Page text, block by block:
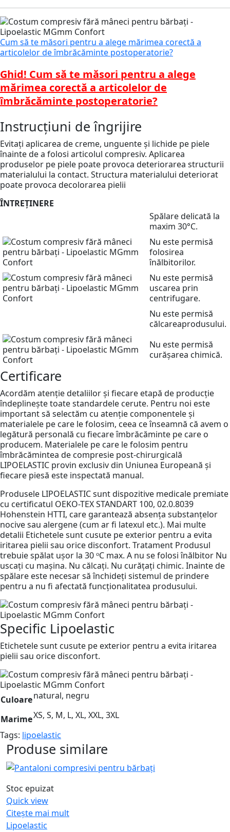
Cum să te măsori pentru a alege mărimea corectă a
articolelor de îmbrăcăminte postoperatorie?
Ghid! Cum să te măsori pentru a alege
mărimea corectă a articolelor de
îmbrăcăminte postoperatorie?
Instrucțiuni de îngrijire
Evitați aplicarea de creme, unguente și lichide pe piele
înainte de a folosi articolul compresiv. Aplicarea
produselor pe piele poate provoca deteriorarea structurii
materialului la contact. Structura materialului deteriorat
poate provoca decolorarea pielii
ÎNTREȚINERE
Spălare delicată la
maxim 30°C.
Nu este permisă
folosirea
înălbitorilor.
Nu este permisă
uscarea prin
centrifugare.
Nu este permisă
călcareaprodusului.
Nu este permisă
curășarea chimică.
Certificare
Acordăm atenție detaliilor și fiecare etapă de producție
îndeplinește toate standardele cerute. Pentru noi este
important să selectăm cu atenție componentele și
materialele pe care le folosim, ceea ce înseamnă că avem o
legătură personală cu fiecare îmbrăcăminte pe care o
producem. Materialele pe care le folosim pentru
îmbrăcămintea de compresie post-chirurgicală
LIPOELASTIC provin exclusiv din Uniunea Europeană și
fiecare piesă este inspectată manual.
Produsele LIPOELASTIC sunt dispozitive medicale premiate
cu certificatul OEKO-TEX STANDART 100, 02.0.8039
Hohenstein HTTI, care garantează absența substanțelor
nocive sau alergene (cum ar fi latexul etc.). Mai multe
detalii Etichetele sunt cusute pe exterior pentru a evita
iritarea pielii sau orice disconfort. Tratament Produsul
trebuie spălat ușor la 30 ᵒC max. A nu se folosi înălbitor Nu
uscați cu mașina. Nu călcați. Nu curățați chimic. Inainte de
spălare este necesar să închideți sistemul de prindere
pentru a nu fi afectată funcționalitatea produsului.
Specific Lipoelastic
Etichetele sunt cusute pe exterior pentru a evita iritarea
pielii sau orice disconfort.
Culoarenatural, negru
MarimeXS, S, M, L, XL, XXL, 3XL
Tags: lipoelastic
Produse similare
Stoc epuizat
Quick view
Citește mai mult
Lipoelastic